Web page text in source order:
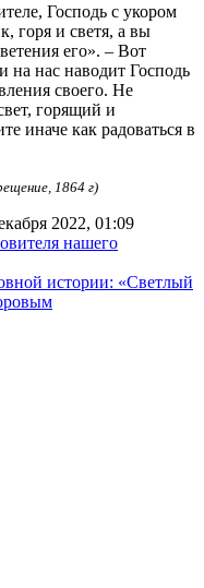
Господь с укором
горя и светя, а вы
его». – Вот
на нас наводит Господь
своего. Не
горящий и
иначе как радоваться в
1864 г)
2022, 01:09
нашего
истории: «Светлый